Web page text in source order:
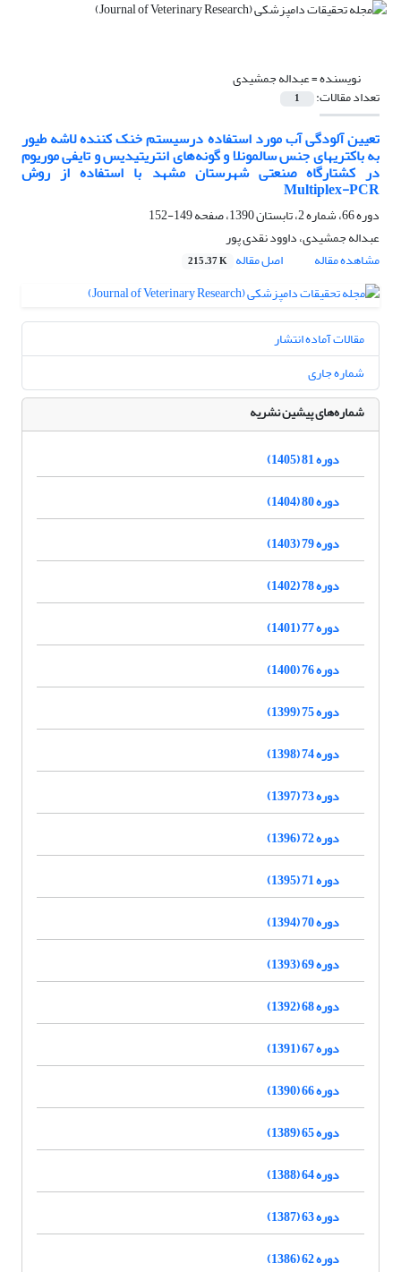
نویسنده =عبداله جمشیدی
تعداد مقالات: 1
تعیین آلودگی آب مورد استفاده درسیستم خنک کننده لاشه طیور
به باکتریهای جنس سالمونلا و گونه‌های انتریتیدیس و تایفی موریوم
در کشتارگاه صنعتی شهرستان مشهد با استفاده از روش
Multiplex-PCR
دوره 66، شماره 2، تابستان 1390، صفحه
149-152
عبداله جمشیدی، داوود نقدی پور
مشاهده مقاله
اصل مقاله 215.37 K
مقالات آماده انتشار
شماره جاری
شماره‌های پیشین نشریه
دوره 81 (1405)
دوره 80 (1404)
دوره 79 (1403)
دوره 78 (1402)
دوره 77 (1401)
دوره 76 (1400)
دوره 75 (1399)
دوره 74 (1398)
دوره 73 (1397)
دوره 72 (1396)
دوره 71 (1395)
دوره 70 (1394)
دوره 69 (1393)
دوره 68 (1392)
دوره 67 (1391)
دوره 66 (1390)
دوره 65 (1389)
دوره 64 (1388)
دوره 63 (1387)
دوره 62 (1386)